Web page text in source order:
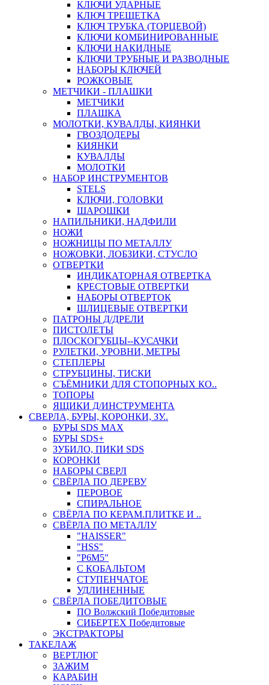
КЛЮЧИ УДАРНЫЕ
КЛЮЧ ТРЕЩЕТКА
КЛЮЧ ТРУБКА (ТОРЦЕВОЙ)
КЛЮЧИ КОМБИНИРОВАННЫЕ
КЛЮЧИ НАКИДНЫЕ
КЛЮЧИ ТРУБНЫЕ И РАЗВОДНЫЕ
НАБОРЫ КЛЮЧЕЙ
РОЖКОВЫЕ
МЕТЧИКИ - ПЛАШКИ
МЕТЧИКИ
ПЛАШКА
МОЛОТКИ, КУВАЛДЫ, КИЯНКИ
ГВОЗДОДЕРЫ
КИЯНКИ
КУВАЛДЫ
МОЛОТКИ
НАБОР ИНСТРУМЕНТОВ
STELS
КЛЮЧИ, ГОЛОВКИ
ШАРОШКИ
НАПИЛЬНИКИ, НАДФИЛИ
НОЖИ
НОЖНИЦЫ ПО МЕТАЛЛУ
НОЖОВКИ, ЛОБЗИКИ, СТУСЛО
ОТВЕРТКИ
ИНДИКАТОРНАЯ ОТВЕРТКА
КРЕСТОВЫЕ ОТВЕРТКИ
НАБОРЫ ОТВЕРТОК
ШЛИЦЕВЫЕ ОТВЕРТКИ
ПАТРОНЫ Д/ДРЕЛИ
ПИСТОЛЕТЫ
ПЛОСКОГУБЦЫ--КУСАЧКИ
РУЛЕТКИ, УРОВНИ, МЕТРЫ
СТЕПЛЕРЫ
СТРУБЦИНЫ, ТИСКИ
СЪЁМНИКИ ДЛЯ СТОПОРНЫХ КО..
ТОПОРЫ
ЯЩИКИ Д/ИНСТРУМЕНТА
СВЕРЛА, БУРЫ, КОРОНКИ, ЗУ..
БУРЫ SDS MAX
БУРЫ SDS+
ЗУБИЛО, ПИКИ SDS
КОРОНКИ
НАБОРЫ СВЕРЛ
СВЁРЛА ПО ДЕРЕВУ
ПЕРОВОЕ
СПИРАЛЬНОЕ
СВЁРЛА ПО КЕРАМ.ПЛИТКЕ И ..
СВЁРЛА ПО МЕТАЛЛУ
"HAISSER"
"HSS"
"Р6М5"
С КОБАЛЬТОМ
СТУПЕНЧАТОЕ
УДЛИНЕННЫЕ
СВЁРЛА ПОБЕДИТОВЫЕ
ПО Волжский Победитовые
СИБЕРТЕХ Победитовые
ЭКСТРАКТОРЫ
ТАКЕЛАЖ
ВЕРТЛЮГ
ЗАЖИМ
КАРАБИН